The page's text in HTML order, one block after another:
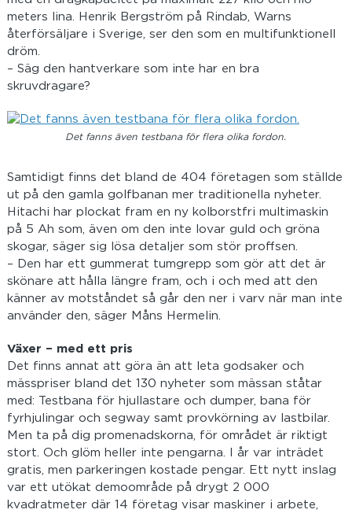
meters lina. Henrik Bergström på Rindab, Warns
återförsäljare i Sverige, ser den som en multifunktionell
dröm.
– Säg den hantverkare som inte har en bra
skruvdragare?
Det fanns även testbana för flera olika fordon.
Samtidigt finns det bland de 404 företagen som ställde
ut på den gamla golfbanan mer traditionella nyheter.
Hitachi har plockat fram en ny kolborstfri multimaskin
på 5 Ah som, även om den inte lovar guld och gröna
skogar, säger sig lösa detaljer som stör proffsen.
– Den har ett gummerat tumgrepp som gör att det är
skönare att hålla längre fram, och i och med att den
känner av motståndet så går den ner i varv när man inte
använder den, säger Måns Hermelin.
Växer – med ett pris
Det finns annat att göra än att leta godsaker och
mässpriser bland det 130 nyheter som mässan ståtar
med: Testbana för hjullastare och dumper, bana för
fyrhjulingar och segway samt provkörning av lastbilar.
Men ta på dig promenadskorna, för området är riktigt
stort. Och glöm heller inte pengarna. I år var inträdet
gratis, men parkeringen kostade pengar. Ett nytt inslag
var ett utökat demoområde på drygt 2 000
kvadratmeter där 14 företag visar maskiner i arbete,